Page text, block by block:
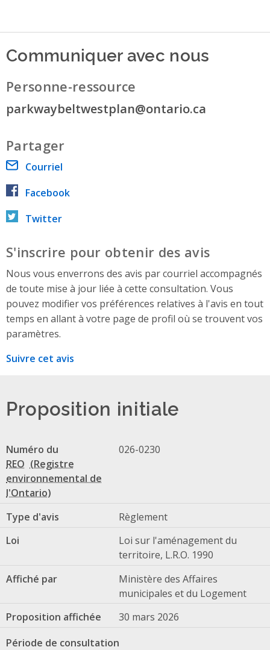
Communiquer avec nous
Personne-ressource
parkwaybeltwestplan@ontario.ca
Partager
Courriel
Facebook
Twitter
S'inscrire pour obtenir des avis
Nous vous enverrons des avis par courriel accompagnés
de toute mise à jour liée à cette consultation. Vous
pouvez modifier vos préférences relatives à l'avis en tout
temps en allant à votre page de profil où se trouvent vos
paramètres.
Suivre cet avis
Proposition initiale
Numéro du
REO
026-0230
Type d'avis
Règlement
Loi
Loi sur l'aménagement du
territoire, L.R.O. 1990
Affiché par
Ministère des Affaires
municipales et du Logement
Proposition affichée
30 mars 2026
Période de consultation